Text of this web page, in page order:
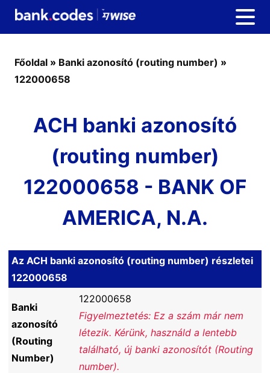
Főoldal » Banki azonosító (routing number) »
122000658
ACH banki azonosító
(routing number)
122000658 - BANK OF
AMERICA, N.A.
Az ACH banki azonosító (routing number) részletei
122000658
Banki
azonosító
(Routing
Number)
122000658
Figyelmeztetés: Ez a szám már nem
létezik. Kérünk, használd a lentebb
található, új banki azonosítót (Routing
number).